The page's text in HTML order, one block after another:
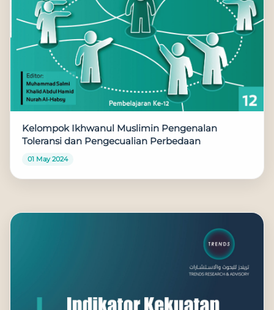
Kelompok Ikhwanul Muslimin Pengenalan
Toleransi dan Pengecualian Perbedaan
01 May 2024